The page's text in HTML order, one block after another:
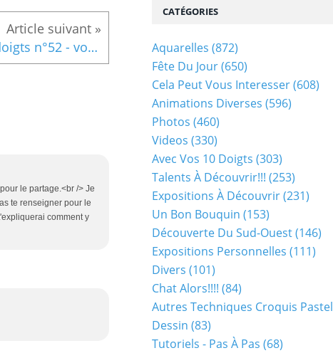
avec vos 10 doigts n°52 - vos participations
le partage.<br /> Je
te renseigner pour le
comment y
CATÉGORIES
Aquarelles (872)
Fête Du Jour(650)
Cela Peut Vous Interesser(608)
Animations Diverses (596)
Photos (460)
Videos (330)
Avec Vos 10 Doigts (303)
Talents À Découvrir!!! (253)
Expositions À Découvrir(231)
Un Bon Bouquin (153)
Découverte Du Sud-Ouest(146)
Expositions Personnelles (111)
Divers (101)
Chat Alors!!!! (84)
Autres Techniques Croquis Pastel
Dessin (83)
Tutoriels - Pas À Pas (68)